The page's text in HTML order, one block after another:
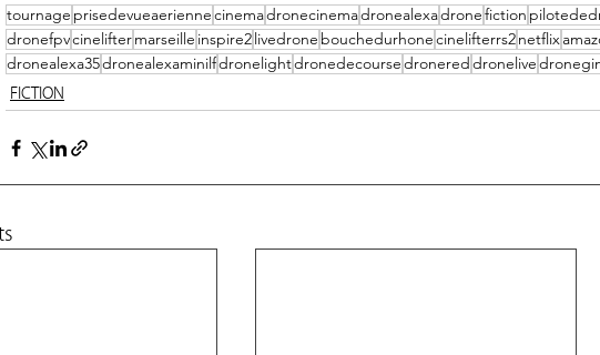
tournage prisedevueaeriennecinemadronecinemadronealexadronefiction
dronefpvcineliftermarseille inspire2livedrone bouchedurhonecinelifterrs2netflix
dronealexa35dronealexaminilfdronelightdronedecoursedronereddronelive
FICTION